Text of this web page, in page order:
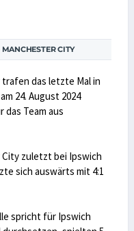
CITY
das letzte Mal in
24. August 2024
das Team aus
City zuletzt bei Ipswich
sich auswärts mit 4:1
spricht für Ipswich